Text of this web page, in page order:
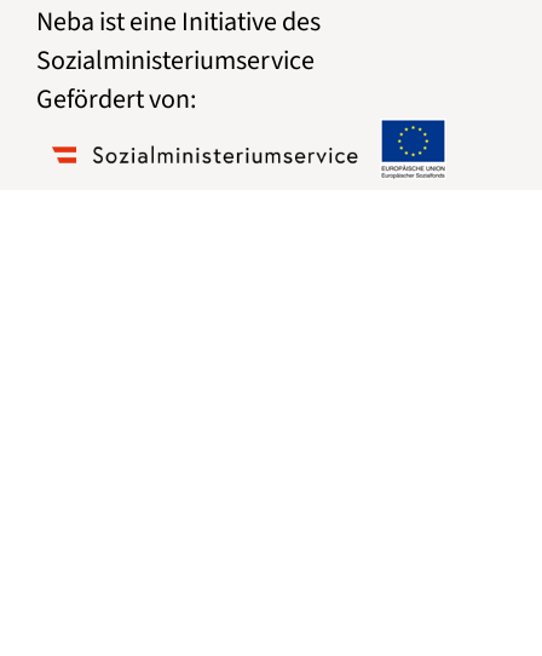
Neba ist eine Initiative des
Sozialministeriumservice
Gefördert von: